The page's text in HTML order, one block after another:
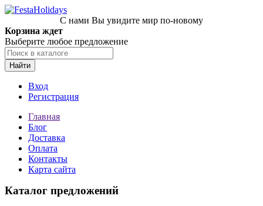
С нами Вы увидите мир по-новому
Корзина ждет
Выберите любое предложение
Найти
Вход
Регистрация
Главная
Блог
Доставка
Оплата
Контакты
Карта сайта
Каталог предложений